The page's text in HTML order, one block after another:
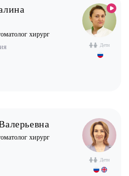
Дети
хирург
Дети
хирург